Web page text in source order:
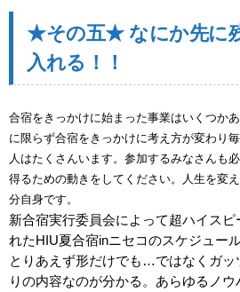
★その五★ なにか先に
入れる！！
合宿をきっかけに始まった事業はいくつか
に限らず合宿をきっかけに考え方が変わり
人はたくさんいます。参加するみなさんも
得るための動きをしてください。人生を変
分自身です。
新合宿実行委員会によって超ハイス
れたHIU夏合宿inニセコのスケジュー
とりあえず形だけでも…ではなくガッ
りの内容なのが分かる。あらゆるノ